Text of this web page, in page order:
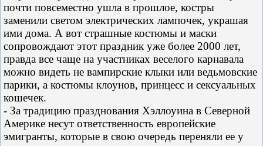
почти повсеместно ушла в прошлое, костры
заменили светом электрических лампочек, украшая
ими дома. А вот страшные костюмы и маски
сопровождают этот праздник уже более 2000 лет,
правда все чаще на участниках веселого карнавала
можно видеть не вампирские клыки или ведьмовские
парики, а костюмы клоунов, принцесс и сексуальных
кошечек.
- За традицию празднования Хэллоуина в Северной
Америке несут ответственность европейские
эмигранты, которые в свою очередь переняли ее у